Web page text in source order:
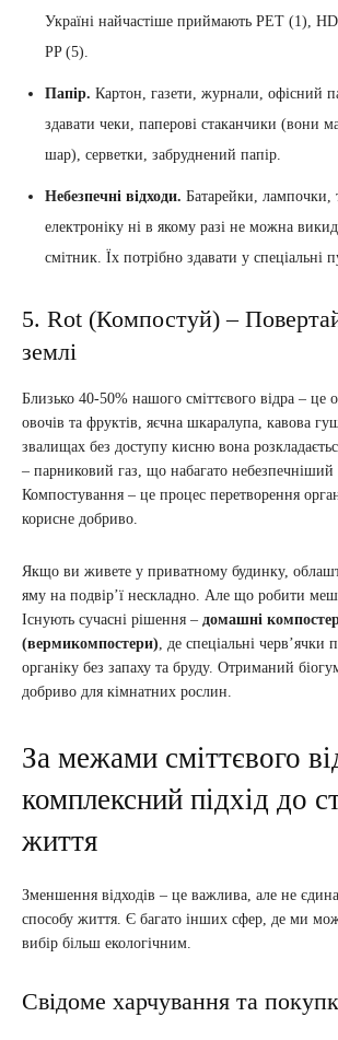
Україні найчастіше приймають PET (1),
PP (5).
Папір. Картон, газети, журнали, офісний
здавати чеки, паперові стаканчики (вони
шар), серветки, забруднений папір.
Небезпечні відходи. Батарейки, лампочки,
електроніку ні в якому разі не можна
смітник. Їх потрібно здавати у спеціальні
5. Rot (Компостуй) –
землі
Близько 40-50% нашого сміттєвого відра – це
овочів та фруктів, яєчна шкаралупа, кавова
звалищах без доступу кисню вона
– парниковий газ, що набагато небезпечніший
Компостування – це процес перетворення
корисне добриво.
Якщо ви живете у приватному будинку,
яму на подвір’ї нескладно. Але що робити
Існують сучасні рішення – домашні
(вермикомпостери) , де спеціальні
органіку без запаху та бруду. Отриманий
добриво для кімнатних рослин.
За межами сміттєвого
комплексний підхід до
життя
Зменшення відходів – це важлива, але не
способу життя. Є багато інших сфер, де ми
вибір більш екологічним.
Свідоме харчування та